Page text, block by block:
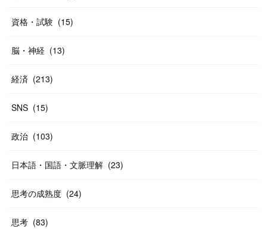
資格・試験 (15)
脳・神経 (13)
経済 (213)
SNS (15)
政治 (103)
日本語・国語・文脈理解 (23)
思考の成熟度 (24)
思考 (83)